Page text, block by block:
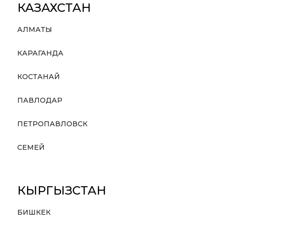
КАЗАХСТАН
АЛМАТЫ
КАРАГАНДА
КОСТАНАЙ
ПАВЛОДАР
ПЕТРОПАВЛОВСК
СЕМЕЙ
КЫРГЫЗСТАН
БИШКЕК